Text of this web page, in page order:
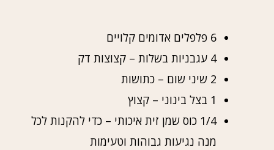
6 פלפלים אדומים קלויים
4 עגבניות בשלות – קצוצות דק
2 שיני שום – כתושות
1 בצל בינוני – קצוץ
1/4 כוס שמן זית איכותי – כדי להקנות לכל
מנה נגיעות גבוהות וטעימות